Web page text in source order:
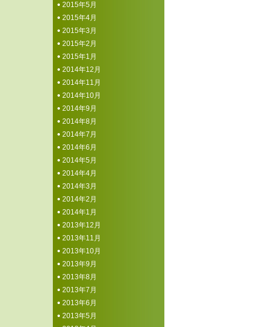
2015年5月
2015年4月
2015年3月
2015年2月
2015年1月
2014年12月
2014年11月
2014年10月
2014年9月
2014年8月
2014年7月
2014年6月
2014年5月
2014年4月
2014年3月
2014年2月
2014年1月
2013年12月
2013年11月
2013年10月
2013年9月
2013年8月
2013年7月
2013年6月
2013年5月